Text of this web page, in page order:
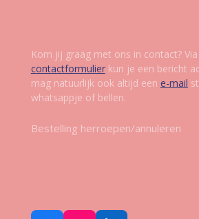
Kom jij graag met ons in contact?
contactformulierkun je een bericht
mag natuurlijk ook altijd een e-mail
whatsappje of bellen.
Bestelling herroepen/annuleren